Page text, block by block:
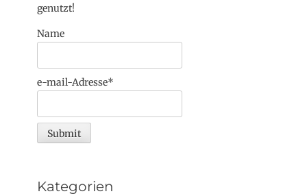
genutzt!
Name
e-mail-Adresse*
Kategorien